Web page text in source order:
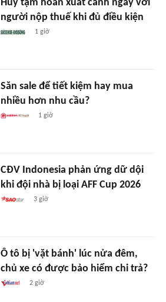
Hủy tạm hoãn xuất cảnh ngay với
người nộp thuế khi đủ điều kiện
1 giờ
Săn sale để tiết kiệm hay mua
nhiều hơn nhu cầu?
1 giờ
CĐV Indonesia phản ứng dữ dội
khi đội nhà bị loại AFF Cup 2026
3 giờ
Ô tô bị 'vặt bánh' lúc nửa đêm,
chủ xe có được bảo hiểm chi trả?
2 giờ